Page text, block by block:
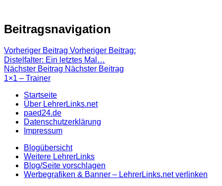
Beitragsnavigation
Vorheriger Beitrag Vorheriger Beitrag:
Distelfalter: Ein letztes Mal…
Nächster Beitrag Nächster Beitrag
1×1 – Trainer
Startseite
Über LehrerLinks.net
paed24.de
Datenschutzerklärung
Impressum
Blogübersicht
Weitere LehrerLinks
Blog/Seite vorschlagen
Werbegrafiken & Banner – LehrerLinks.net verlinken